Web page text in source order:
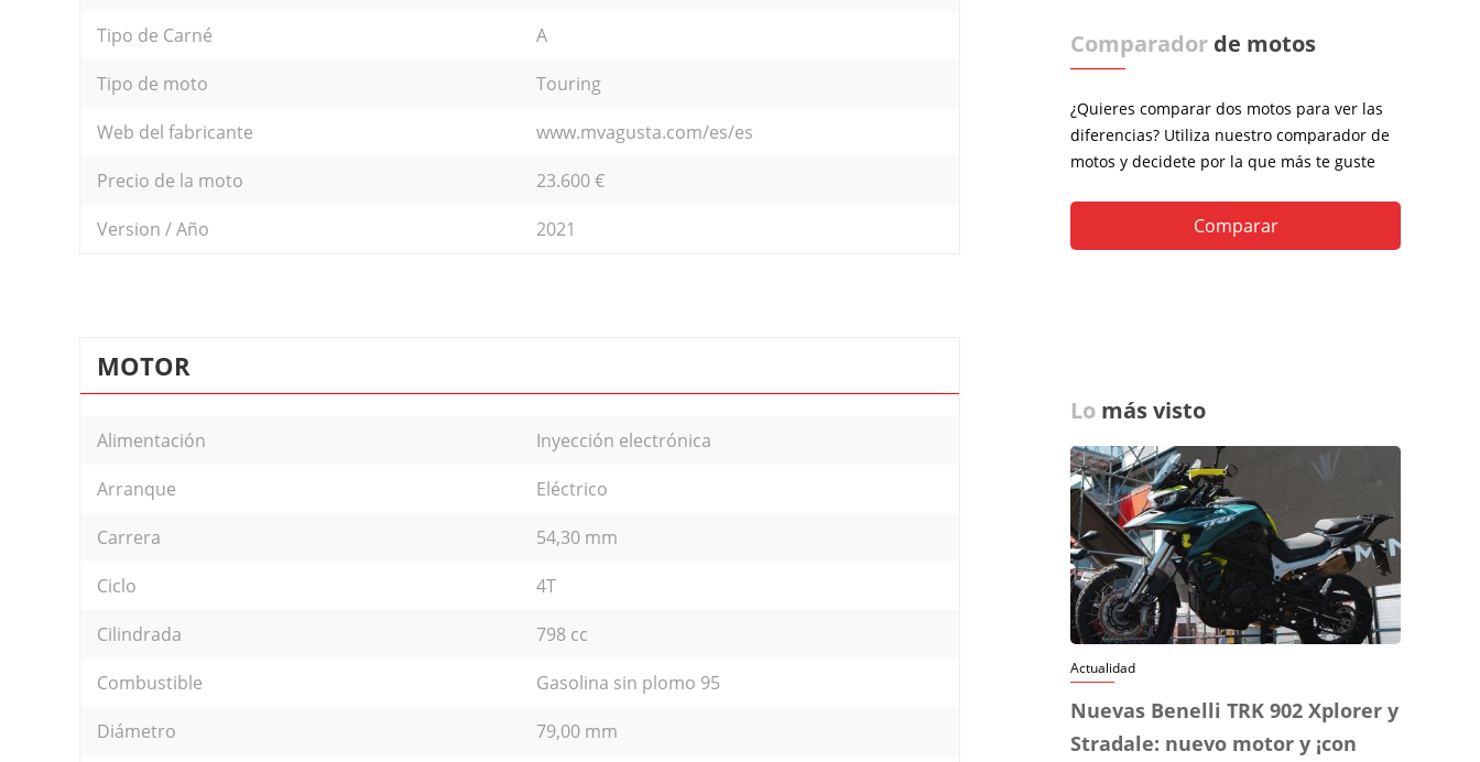
Tipo de Carné
A
Tipo de moto
Touring
Web del fabricante
www.mvagusta.com/es/es
Precio de la moto
23.600 €
Version / Año
2021
MOTOR
Alimentación
Inyección electrónica
Arranque
Eléctrico
Carrera
54,30 mm
Ciclo
4T
Cilindrada
798 cc
Combustible
Gasolina sin plomo 95
Diámetro
79,00 mm
Comparador de motos
¿Quieres comparar dos motos para ver las
diferencias? Utiliza nuestro comparador de
motos y decidete por la que más te guste
Comparar
Lo más visto
Actualidad
Nuevas Benelli TRK 902 Xplorer y
Stradale: nuevo motor y ¡con